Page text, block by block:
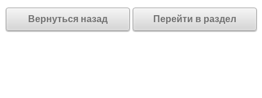
Вернуться назад Перейти в раздел